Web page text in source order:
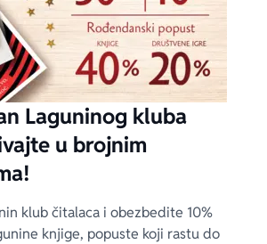
Laguninog kluba
u brojnim
klub čitalaca i obezbedite 10%
knjige, popuste koji rastu do